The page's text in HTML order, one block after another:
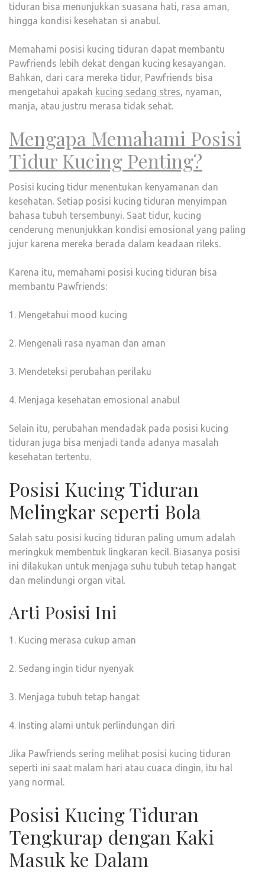
tiduran bisa menunjukkan suasana hati, rasa aman,
hingga kondisi kesehatan si anabul.
Memahami posisi kucing tiduran dapat membantu
Pawfriends lebih dekat dengan kucing kesayangan.
Bahkan, dari cara mereka tidur, Pawfriends bisa
mengetahui apakah kucing sedang stres, nyaman,
manja, atau justru merasa tidak sehat.
Mengapa Memahami Posisi
Tidur Kucing Penting?
Posisi kucing tidur menentukan kenyamanan dan
kesehatan. Setiap posisi kucing tiduran menyimpan
bahasa tubuh tersembunyi. Saat tidur, kucing
cenderung menunjukkan kondisi emosional yang paling
jujur karena mereka berada dalam keadaan rileks.
Karena itu, memahami posisi kucing tiduran bisa
membantu Pawfriends:
1. Mengetahui mood kucing
2. Mengenali rasa nyaman dan aman
3. Mendeteksi perubahan perilaku
4. Menjaga kesehatan emosional anabul
Selain itu, perubahan mendadak pada posisi kucing
tiduran juga bisa menjadi tanda adanya masalah
kesehatan tertentu.
Posisi Kucing Tiduran
Melingkar seperti Bola
Salah satu posisi kucing tiduran paling umum adalah
meringkuk membentuk lingkaran kecil. Biasanya posisi
ini dilakukan untuk menjaga suhu tubuh tetap hangat
dan melindungi organ vital.
Arti Posisi Ini
1. Kucing merasa cukup aman
2. Sedang ingin tidur nyenyak
3. Menjaga tubuh tetap hangat
4. Insting alami untuk perlindungan diri
Jika Pawfriends sering melihat posisi kucing tiduran
seperti ini saat malam hari atau cuaca dingin, itu hal
yang normal.
Posisi Kucing Tiduran
Tengkurap dengan Kaki
Masuk ke Dalam